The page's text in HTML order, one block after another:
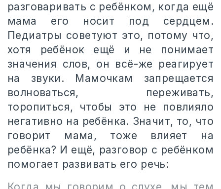
разговаривать с ребёнком, когда ещё
мама его носит под сердцем.
Педиатры советуют это, потому что,
хотя ребёнок ещё и не понимает
значения слов, он всё-же реагирует
на звуки. Мамочкам запрещается
волноваться, переживать,
торопиться, чтобы это не повлияло
негативно на ребёнка. Значит, то, что
говорит мама, тоже влияет на
ребёнка? И ещё, разговор с ребёнком
помогает развивать его речь: